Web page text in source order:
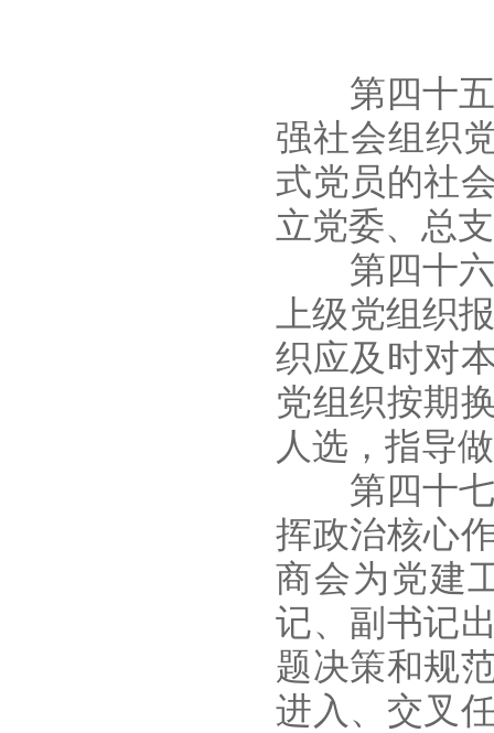
第四十五
强社会组织
式党员的社
立党委、总
第四十六
上级党组织
织应及时对
党组织按期
人选，指导
第四十七
挥政治核心
商会为党建
记、副书记
题决策和规
进入、交叉